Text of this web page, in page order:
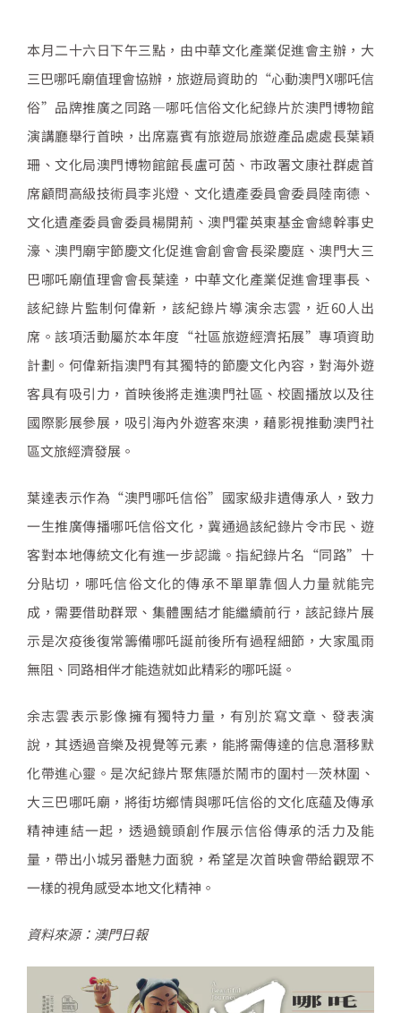
本月二十六日下午三點，由中華文化產業促進會主辦，大
三巴哪吒廟值理會協辦，旅遊局資助的“心動澳門X哪吒信
俗”品牌推廣之同路—哪吒信俗文化紀錄片於澳門博物館
演講廳舉行首映，出席嘉賓有旅遊局旅遊產品處處長葉穎
珊、文化局澳門博物館館長盧可茵、市政署文康社群處首
席顧問高級技術員李兆燈、文化遺產委員會委員陸南德、
文化遺產委員會委員楊開荊、澳門霍英東基金會總幹事史
濠、澳門廟宇節慶文化促進會創會會長梁慶庭、澳門大三
巴哪吒廟值理會會長葉達，中華文化產業促進會理事長、
該紀錄片監制何偉新，該紀錄片導演余志雲，近60人出
席。該項活動屬於本年度“社區旅遊經濟拓展”專項資助
計劃。何偉新指澳門有其獨特的節慶文化內容，對海外遊
客具有吸引力，首映後將走進澳門社區、校園播放以及往
國際影展參展，吸引海內外遊客來澳，藉影視推動澳門社
區文旅經濟發展。
葉達表示作為“澳門哪吒信俗”國家級非遺傳承人，致力
一生推廣傳播哪吒信俗文化，冀通過該紀錄片令市民、遊
客對本地傳統文化有進一步認識。指紀錄片名“同路”十
分貼切，哪吒信俗文化的傳承不單單靠個人力量就能完
成，需要借助群眾、集體團結才能繼續前行，該記錄片展
示是次疫後復常籌備哪吒誕前後所有過程細節，大家風雨
無阻、同路相伴才能造就如此精彩的哪吒誕。
余志雲表示影像擁有獨特力量，有別於寫文章、發表演
說，其透過音樂及視覺等元素，能將需傳達的信息潛移默
化帶進心靈。是次紀錄片聚焦隱於鬧市的圍村—茨林圍、
大三巴哪吒廟，將街坊鄉情與哪吒信俗的文化底蘊及傳承
精神連結一起，透過鏡頭創作展示信俗傳承的活力及能
量，帶出小城另番魅力面貌，希望是次首映會帶給觀眾不
一樣的視角感受本地文化精神。
資料來源：澳門日報